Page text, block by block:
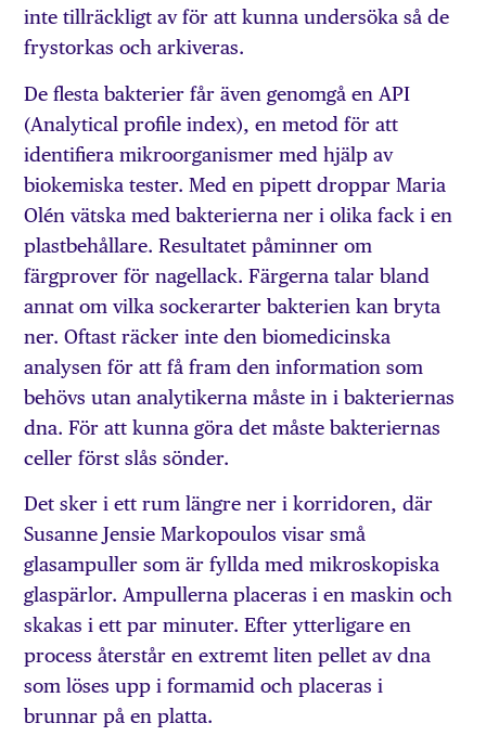
inte tillräckligt av för att kunna undersöka så de
frystorkas och arkiveras.
De flesta bakterier får även genomgå en API
(Analytical profile index), en metod för att
identifiera mikroorganismer med hjälp av
biokemiska tester. Med en pipett droppar Maria
Olén vätska med bakterierna ner i olika fack i en
plastbehållare. Resultatet påminner om
färgprover för nagellack. Färgerna talar bland
annat om vilka socker­arter bakterien kan bryta
ner. Oftast räcker inte den biomedicinska
analysen för att få fram den information som
behövs utan analytikerna måste in i bakteriernas
dna. För att kunna göra det måste bakteriernas
celler först slås sönder.
Det sker i ett rum längre ner i korridoren, där
Susanne Jensie Markopoulos visar små
glasampuller som är fyllda med mikroskopiska
glaspärlor. Ampullerna placeras i en maskin och
skakas i ett par minuter. Efter ytterligare en
process återstår en extremt liten pellet av dna
som löses upp i formamid och placeras i
brunnar på en platta.